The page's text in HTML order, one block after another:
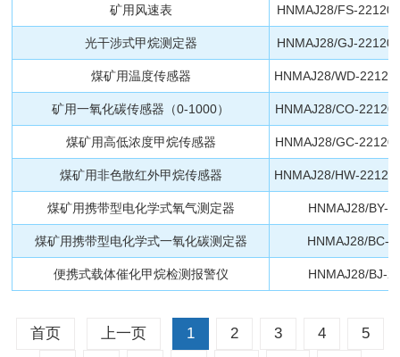
矿用风速表 HNMAJ28/FS-
光干涉式甲烷测定器 HNMAJ28/GJ-
煤矿用温度传感器 HNMAJ28/WD-
矿用一氧化碳传感器（0-1000） HNMAJ28/CO-
煤矿用高低浓度甲烷传感器 HNMAJ28/GC-
煤矿用非色散红外甲烷传感器 HNMAJ28/HW-
煤矿用携带型电化学式氧气测定器 HNMAJ28/BY-
煤矿用携带型电化学式一氧化碳测定器 HNMAJ28/BC-
便携式载体催化甲烷检测报警仪 HNMAJ28/BJ-
首页 上一页 1 2 3 4
5